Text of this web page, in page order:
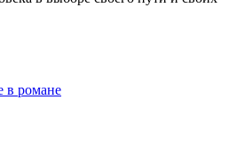
в романе